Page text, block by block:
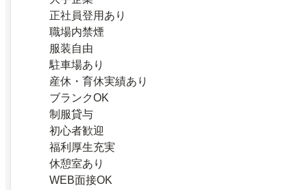
正社員登用あり
職場内禁煙
服装自由
駐車場あり
産休・育休実績あり
ブランクOK
制服貸与
初心者歓迎
福利厚生充実
休憩室あり
WEB面接OK